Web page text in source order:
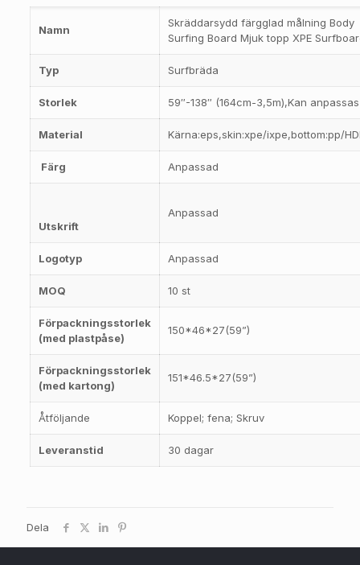
Namn
Skräddarsydd färgglad målning Body
Surfing Board Mjuk topp XPE
Typ Surfbräda
Storlek 59″-138″ (164cm-3,5m),Kan anpassas
Material Kärna:eps,skin:xpe/ixpe,bottom:pp/
Färg Anpassad
Utskrift
Anpassad
Logotyp Anpassad
MOQ 10 st
Förpackningsstorlek
(med plastpåse)
150*46*27(59”)
Förpackningsstorlek
(med kartong)
151*46.5*27(59”)
Åtföljande Koppel; fena; Skruv
Leveranstid 30 dagar
Dela